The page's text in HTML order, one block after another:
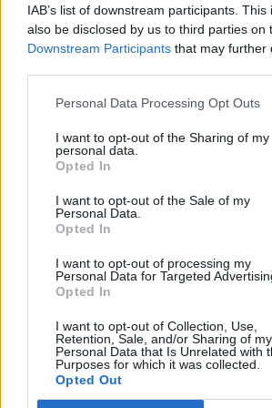
IAB’s list of downstream participants.
also be disclosed by us to third parties on
Downstream Participants that may further
Personal Data Processing Opt Outs
I want to opt-out of the Sharing of my
personal data.
Opted In
I want to opt-out of the Sale of my
Personal Data.
Opted In
I want to opt-out of processing my
Personal Data for Targeted
Opted In
I want to opt-out of Collection, Use,
Retention, Sale, and/or Sharing of my
Personal Data that Is Unrelated with
Purposes for which it was collected.
Opted Out
műtőben
Székely Sport
haza Kőszegről
B. Máthé
epilepsziámmal